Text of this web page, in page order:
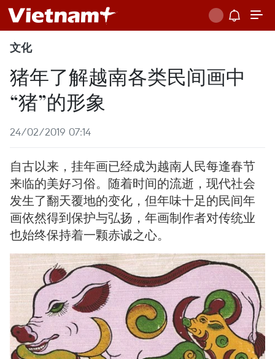
文化
猪年了解越南各类民间画中
“猪”的形象
24/02/2019 07:14
自古以来，挂年画已经成为越南人民每逢春节
来临的美好习俗。随着时间的流逝，现代社会
发生了翻天覆地的变化，但年味十足的民间年
画依然得到保护与弘扬，年画制作者对传统业
也始终保持着一颗赤诚之心。